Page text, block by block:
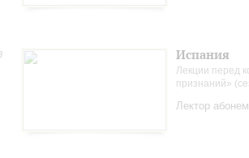
Испания
Лекции перед
признаний»
Лектор